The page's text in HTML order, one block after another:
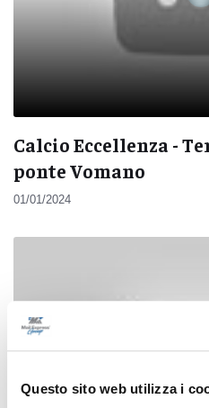
Questo sito web utilizza i
Calcio Eccellenza -
ponte Vomano
01/01/2024